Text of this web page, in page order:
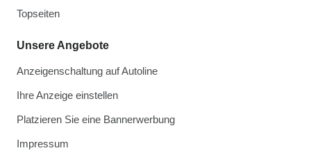
Topseiten
Unsere Angebote
Anzeigenschaltung auf Autoline
Ihre Anzeige einstellen
Platzieren Sie eine Bannerwerbung
Impressum